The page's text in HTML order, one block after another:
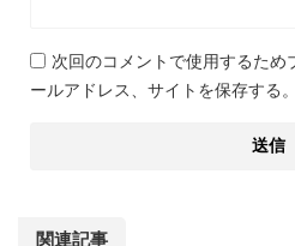
次回のコメントで使用するため
ールアドレス、サイトを保存する。
関連記事